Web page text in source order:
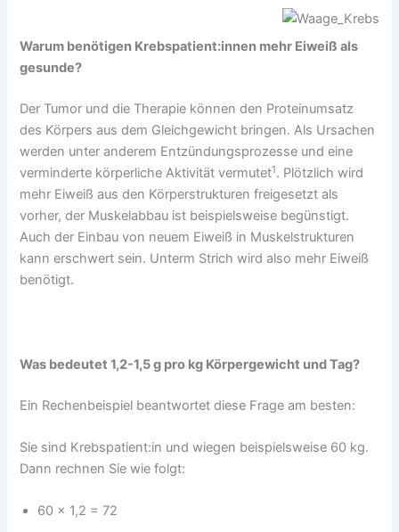
Warum benötigen Krebspatient:innen mehr Eiweiß als
gesunde?
Der Tumor und die Therapie können den Proteinumsatz
des Körpers aus dem Gleichgewicht bringen. Als Ursachen
werden unter anderem Entzündungsprozesse und eine
verminderte körperliche Aktivität vermutet1. Plötzlich wird
mehr Eiweiß aus den Körperstrukturen freigesetzt als
vorher, der Muskelabbau ist beispielsweise begünstigt.
Auch der Einbau von neuem Eiweiß in Muskelstrukturen
kann erschwert sein. Unterm Strich wird also mehr Eiweiß
benötigt.
Was bedeutet 1,2-1,5 g pro kg Körpergewicht und Tag?
Ein Rechenbeispiel beantwortet diese Frage am besten:
Sie sind Krebspatient:in und wiegen beispielsweise 60 kg.
Dann rechnen Sie wie folgt:
60 x 1,2 = 72